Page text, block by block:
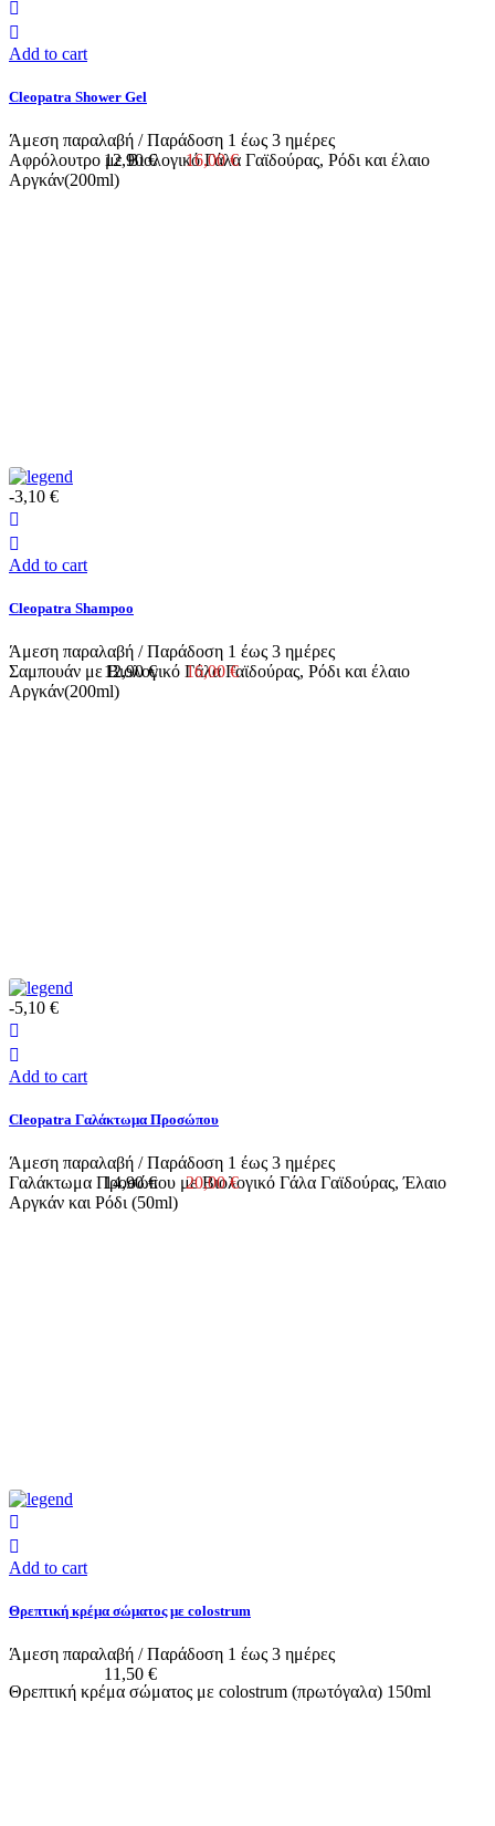
Add to cart
Cleopatra Shower Gel
Άμεση παραλαβή / Παράδoση 1 έως 3 ημέρες
12,90 €
16,00 €
Αφρόλουτρο με Βιολογικό Γάλα Γαϊδούρας, Ρόδι και έλαιο
Αργκάν(200ml)
-3,10 €
Add to cart
Cleopatra Shampoo
Άμεση παραλαβή / Παράδoση 1 έως 3 ημέρες
12,90 €
16,00 €
Σαμπουάν με Βιολογικό Γάλα Γαϊδούρας, Ρόδι και έλαιο
Αργκάν(200ml)
-5,10 €
Add to cart
Cleopatra Γαλάκτωμα Προσώπου
Άμεση παραλαβή / Παράδoση 1 έως 3 ημέρες
14,90 €
20,00 €
Γαλάκτωμα Προσώπου με Βιολογικό Γάλα Γαϊδούρας, Έλαιο
Αργκάν και Ρόδι (50ml)
Add to cart
Θρεπτική κρέμα σώματος με colostrum
Άμεση παραλαβή / Παράδoση 1 έως 3 ημέρες
11,50 €
Θρεπτική κρέμα σώματος με colostrum (πρωτόγαλα) 150ml